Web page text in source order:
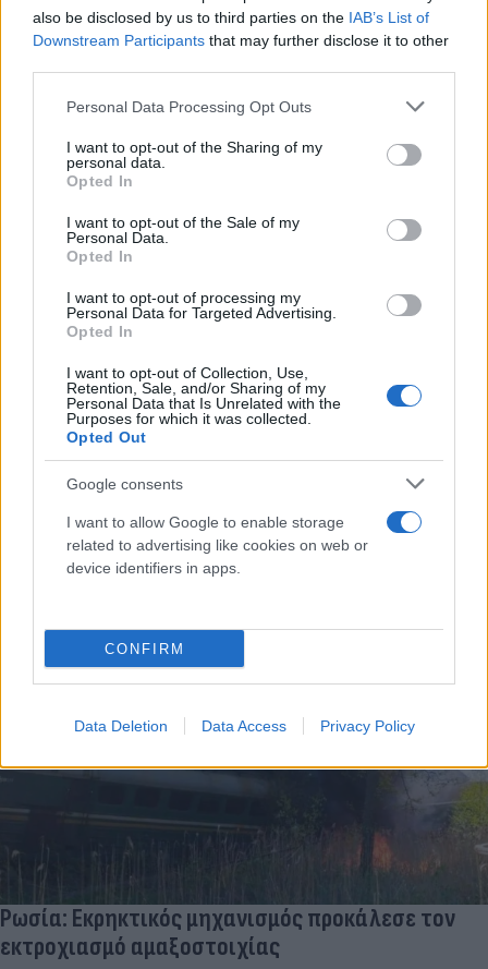
also be disclosed by us to third parties on the IAB’s List of
Downstream Participants that may further disclose it to other
Please note that this website/app uses one or more Google
not limited to your visit or usage behaviour. You may click to
grant or deny consent to Google and its third-party tags to
use your data for below specified purposes in below Google
consent section.
Personal Data Processing Opt Outs
I want to opt-out of the Sharing of my
personal data.
Opted In
I want to opt-out of the Sale of my
Personal Data.
Opted In
I want to opt-out of processing my
Personal Data for Targeted Advertising.
Opted In
I want to opt-out of Collection, Use,
Retention, Sale, and/or Sharing of my
Personal Data that Is Unrelated with the
Purposes for which it was collected.
Opted Out
Google consents
I want to allow Google to enable storage
related to advertising like cookies on web or
device identifiers in apps.
CONFIRM
Data Deletion Data Access Privacy Policy
Ινδία: Επιβατικό τρένο συγκρούστηκε με
τραυματίες [vids]
Ρωσία: Εμπορικό τρένο εκτροχιάστηκε στα
σύνορα με την Ουκρανία - Δεύτερο περιστατικό
σε ένα 24ωρο [vid]
Ρωσία: Εκρηκτικός μηχανισμός προκάλεσε τον
εκτροχιασμό αμαξοστοιχίας